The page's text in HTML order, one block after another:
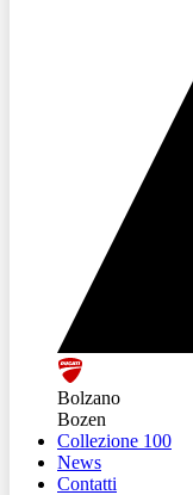
Bolzano
Bozen
Collezione 100
News
Contatti